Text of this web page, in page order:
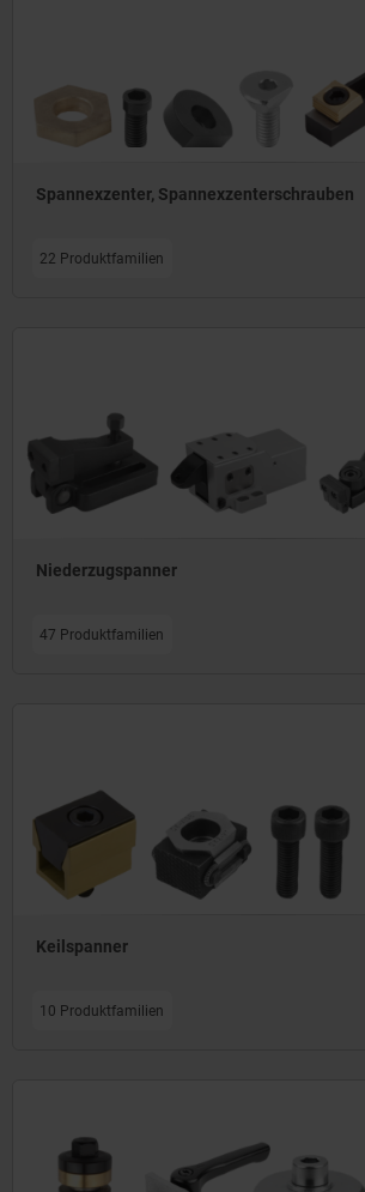
Spannexzenter, Spannexzenterschrauben
22 Produktfamilien
Niederzugspanner
47 Produktfamilien
Keilspanner
10 Produktfamilien